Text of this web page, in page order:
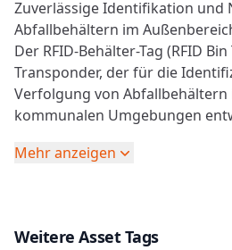
Zuverlässige Identifikation und
Abfallbehältern im
Der RFID-Behälter-Tag (RFID
Transponder, der für die
Verfolgung von
kommunalen Umgebungen
Schutzart IP68 gewährleistet er
entwickelte Tag ermöglicht eine
Mehr anzeigen
Weitere Asset Tags